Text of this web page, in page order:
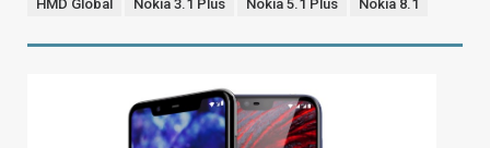
HMD Global Nokia 3.1 Plus Nokia 5.1 Plus Nokia 8.1